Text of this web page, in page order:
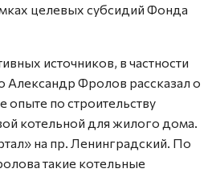
целевых субсидий Фонда
источников, в частности
Александр Фролов рассказал о
опыте по строительству
котельной для жилого дома.
на пр. Ленинградский. По
такие котельные